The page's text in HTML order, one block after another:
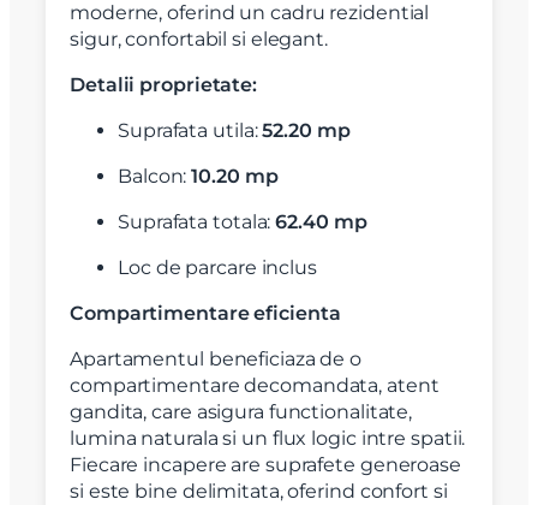
moderne, oferind un cadru rezidential
sigur, confortabil si elegant.
Detalii proprietate:
Suprafata utila:52.20 mp
Balcon:10.20 mp
Suprafata totala:62.40 mp
Loc de parcare inclus
Compartimentare eficienta
Apartamentul beneficiaza de o
compartimentare decomandata, atent
gandita, care asigura functionalitate,
lumina naturala si un flux logic intre spatii.
Fiecare incapere are suprafete generoase
si este bine delimitata, oferind confort si